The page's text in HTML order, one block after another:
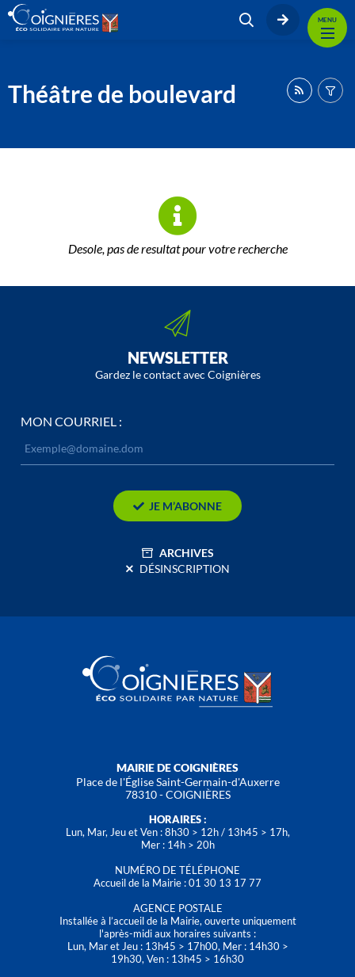
MENU
Théâtre de boulevard
Desole, pas de resultat pour votre recherche
NEWSLETTER
Gardez le contact avec Coignières
MON COURRIEL :
JE M’ABONNE
ARCHIVES
DÉSINSCRIPTION
MAIRIE DE COIGNIÈRES
Place de l'Église Saint-Germain-d'Auxerre
78310 - COIGNIÈRES
HORAIRES :
Lun, Mar, Jeu et Ven : 8h30 > 12h / 13h45 > 17h,
Mer : 14h > 20h
NUMÉRO DE TÉLÉPHONE
Accueil de la Mairie : 01 30 13 17 77
AGENCE POSTALE
Installée à l’accueil de la Mairie, ouverte uniquement
l'après-midi aux horaires suivants :
Lun, Mar et Jeu : 13h45 > 17h00, Mer : 14h30 >
19h30, Ven : 13h45 > 16h30